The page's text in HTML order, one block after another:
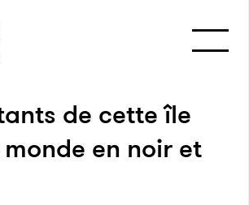
de cette île
en noir et